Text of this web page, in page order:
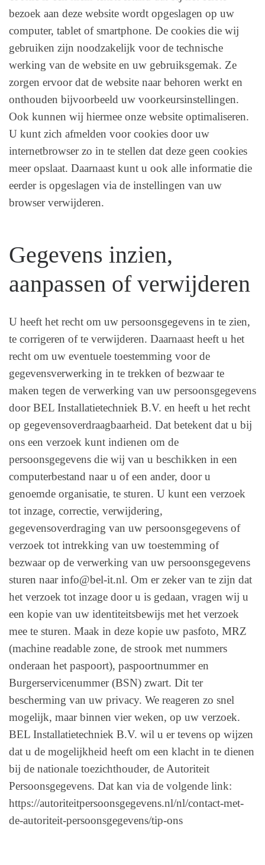
bezoek aan deze website wordt opgeslagen op uw
computer, tablet of smartphone. De cookies die wij
gebruiken zijn noodzakelijk voor de technische
werking van de website en uw gebruiksgemak. Ze
zorgen ervoor dat de website naar behoren werkt en
onthouden bijvoorbeeld uw voorkeursinstellingen.
Ook kunnen wij hiermee onze website optimaliseren.
U kunt zich afmelden voor cookies door uw
internetbrowser zo in te stellen dat deze geen cookies
meer opslaat. Daarnaast kunt u ook alle informatie die
eerder is opgeslagen via de instellingen van uw
browser verwijderen.
Gegevens inzien,
aanpassen of verwijderen
U heeft het recht om uw persoonsgegevens in te zien,
te corrigeren of te verwijderen. Daarnaast heeft u het
recht om uw eventuele toestemming voor de
gegevensverwerking in te trekken of bezwaar te
maken tegen de verwerking van uw persoonsgegevens
door BEL Installatietechniek B.V. en heeft u het recht
op gegevensoverdraagbaarheid. Dat betekent dat u bij
ons een verzoek kunt indienen om de
persoonsgegevens die wij van u beschikken in een
computerbestand naar u of een ander, door u
genoemde organisatie, te sturen. U kunt een verzoek
tot inzage, correctie, verwijdering,
gegevensoverdraging van uw persoonsgegevens of
verzoek tot intrekking van uw toestemming of
bezwaar op de verwerking van uw persoonsgegevens
sturen naar info@bel-it.nl. Om er zeker van te zijn dat
het verzoek tot inzage door u is gedaan, vragen wij u
een kopie van uw identiteitsbewijs met het verzoek
mee te sturen. Maak in deze kopie uw pasfoto, MRZ
(machine readable zone, de strook met nummers
onderaan het paspoort), paspoortnummer en
Burgerservicenummer (BSN) zwart. Dit ter
bescherming van uw privacy. We reageren zo snel
mogelijk, maar binnen vier weken, op uw verzoek.
BEL Installatietechniek B.V. wil u er tevens op wijzen
dat u de mogelijkheid heeft om een klacht in te dienen
bij de nationale toezichthouder, de Autoriteit
Persoonsgegevens. Dat kan via de volgende link:
https://autoriteitpersoonsgegevens.nl/nl/contact-met-
de-autoriteit-persoonsgegevens/tip-ons